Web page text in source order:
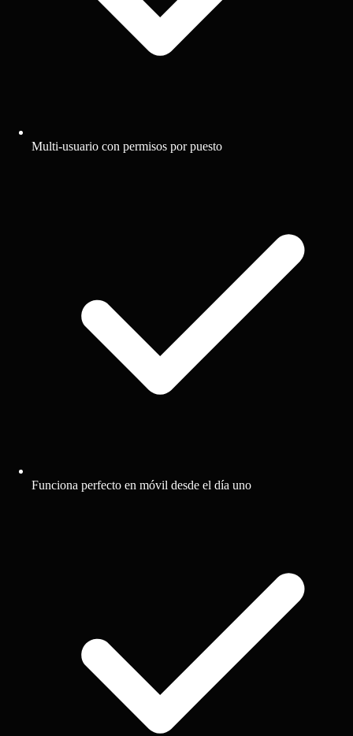
Multi-usuario con permisos por puesto
Funciona perfecto en móvil desde el día uno